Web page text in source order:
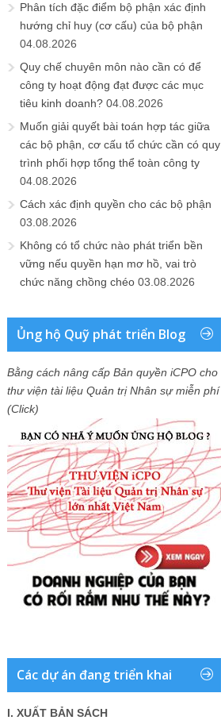
Phân tích đặc điểm bộ phận xác định
hướng chỉ huy (cơ cấu) của bộ phận
04.08.2026
Quy chế chuyên môn nào cần có để
công ty hoạt động đạt được các mục
tiêu kinh doanh? 04.08.2026
Muốn giải quyết bài toán hợp tác giữa
các bộ phận, cơ cấu tổ chức cần có quy
trình phối hợp tổng thể toàn công ty
04.08.2026
Cách xác định quyền cho các bộ phận
03.08.2026
Không có tổ chức nào phát triển bền
vững nếu quyền hạn mơ hồ, vai trò
chức năng chồng chéo 03.08.2026
Ủng hộ Quỹ phát triển Blog
Bằng cách nâng cấp Bản quyền iCPO cho
thư viện tài liệu Quản trị Nhân sự miễn phí
(Click)
Các dự án đang triển khai
I. XUẤT BẢN SÁCH